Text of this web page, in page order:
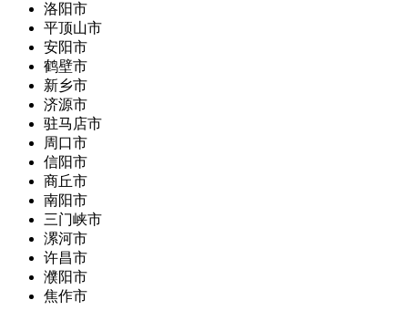
洛阳市
平顶山市
安阳市
鹤壁市
新乡市
济源市
驻马店市
周口市
信阳市
商丘市
南阳市
三门峡市
漯河市
许昌市
濮阳市
焦作市